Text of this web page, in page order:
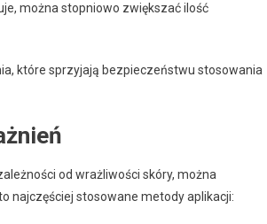
można stopniowo zwiększać ilość
które sprzyjają bezpieczeństwu stosowania
od wrażliwości skóry, można
najczęściej stosowane metody aplikacji: